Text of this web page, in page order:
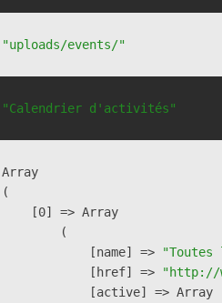
"uploads/events/"
"Calendrier d'activités"
Array
(
    [0] => Array
        (
            [name] =>
            [href] =>
"http://
            [active] => Array